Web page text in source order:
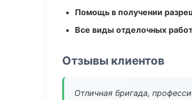
Помощь в получении
Все виды отделочных
Отзывы клиентов
Отличная бригада,